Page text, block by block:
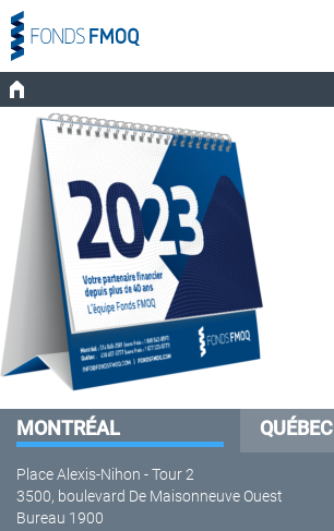
MONTRÉAL QUÉBEC
Place Alexis-Nihon - Tour 2
3500, boulevard De Maisonneuve Ouest
Bureau 1900